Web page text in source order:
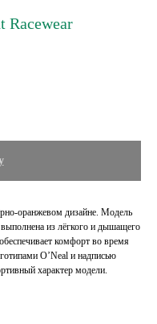
Racewear
оранжевом дизайне. Модель
из лёгкого и дышащего
комфорт во время
O’Neal и надписью
характер модели.